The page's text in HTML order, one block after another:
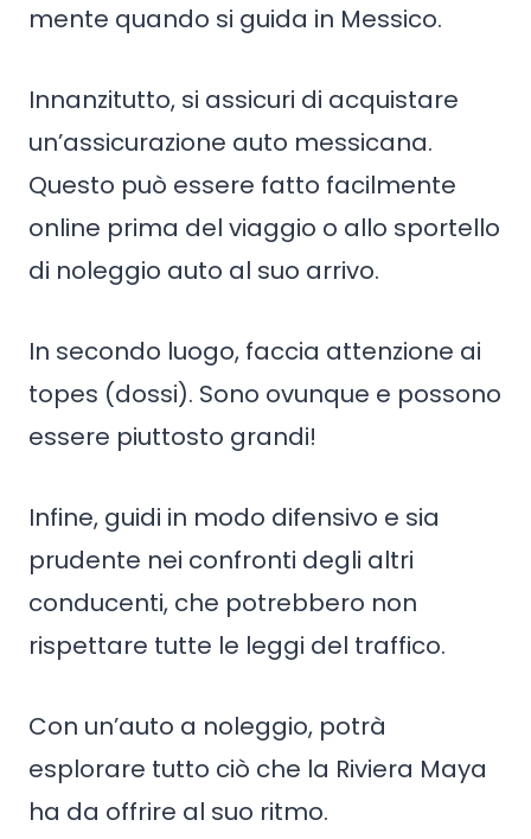
mente quando si guida in Messico.
Innanzitutto, si assicuri di acquistare
un’assicurazione auto messicana.
Questo può essere fatto facilmente
online prima del viaggio o allo sportello
di noleggio auto al suo arrivo.
In secondo luogo, faccia attenzione ai
topes (dossi). Sono ovunque e possono
essere piuttosto grandi!
Infine, guidi in modo difensivo e sia
prudente nei confronti degli altri
conducenti, che potrebbero non
rispettare tutte le leggi del traffico.
Con un’auto a noleggio, potrà
esplorare tutto ciò che la Riviera Maya
ha da offrire al suo ritmo.